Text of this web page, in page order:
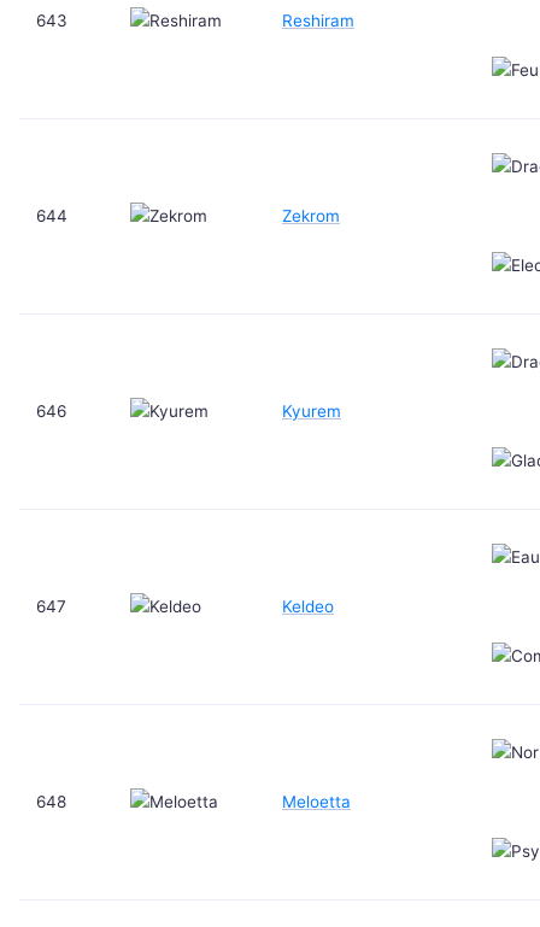
643 Reshiram
644 Zekrom
646 Kyurem
647 Keldeo
648 Meloetta